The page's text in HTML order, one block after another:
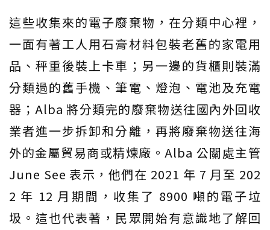
這些收集來的電子廢棄物，在分類中心裡，
一面有著工人用石膏材料包裝老舊的家電用
品、秤重後裝上卡車；另一邊的貨櫃則裝滿
分類過的舊手機、筆電、燈泡、電池及充電
器；Alba 將分類完的廢棄物送往國內外回收
業者進一步拆卸和分離，再將廢棄物送往海
外的金屬貿易商或精煉廠。Alba 公關處主管
June See 表示，他們在 2021 年 7 月至 202
2 年 12 月期間，收集了 8900 噸的電子垃
圾。這也代表著，民眾開始有意識地了解回